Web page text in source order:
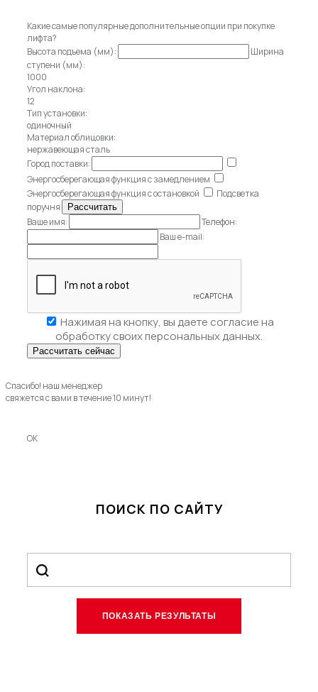
Какие самые популярные дополнительные опции при покупке
лифта?
Высота подъема (мм):
Ширина
ступени (мм):
1000
Угол наклона:
12
Тип установки:
одиночный
Материал облицовки:
нержавеющая сталь
Город поставки:
Энергосберегающая функция с замедлением
Энергосберегающая функция с остановкой
Подсветка
поручня
Ваше имя:
Телефон:
Ваш e-mail:
Нажимая на кнопку, вы даете согласие на
обработку своих персональных данных.
Спасибо! наш менеджер
свяжется с вами в течение 10 минут!
OK
ПОИСК ПО САЙТУ